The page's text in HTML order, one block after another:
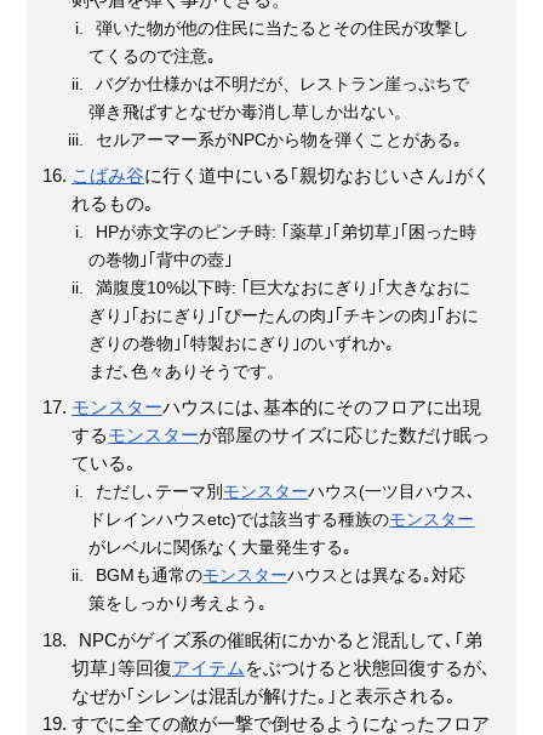
弾いた物が他の住民に当たるとその住民が攻撃し
てくるので注意｡
バグか仕様かは不明だが、レストラン崖っぷちで
弾き飛ばすとなぜか毒消し草しか出ない。
セルアーマー系がNPCから物を弾くことがある｡
こばみ谷に行く道中にいる｢親切なおじいさん｣がく
れるもの｡
HPが赤文字のピンチ時: ｢薬草｣｢弟切草｣｢困った時
の巻物｣｢背中の壺｣
満腹度10%以下時: ｢巨大なおにぎり｣｢大きなおに
ぎり｣｢おにぎり｣｢ぴーたんの肉｣｢チキンの肉｣｢おに
ぎりの巻物｣｢特製おにぎり｣のいずれか｡
まだ､色々ありそうです。
モンスターハウスには､基本的にそのフロアに出現
するモンスターが部屋のサイズに応じた数だけ眠っ
ている｡
ただし､テーマ別 モンスターハウス(一ツ目ハウス､
ドレインハウスetc)では該当する種族のモンスター
がレベルに関係なく大量発生する｡
BGMも通常のモンスターハウスとは異なる｡対応
策をしっかり考えよう｡
NPCがゲイズ系の催眠術にかかると混乱して､｢弟
切草｣等回復アイテム をぶつけると状態回復するが､
なぜか｢シレンは混乱が解けた｡｣と表示される｡
すでに全ての敵が一撃で倒せるようになったフロア